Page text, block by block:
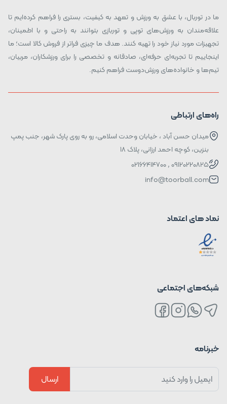
ما در توربال، با عشق به ورزش و تعهد به کیفیت، بستری را فراهم کرده‌ایم تا
علاقه‌مندان به ورزش‌های توپی و توربازی بتوانند به راحتی و با اطمینان،
تجهیزات مورد نیاز خود را تهیه کنند. هدف ما چیزی فراتر از فروش کالا است؛ ما
اینجاییم تا تجربه‌ای حرفه‌ای، صادقانه و تخصصی را برای ورزشکاران، مربیان،
تیم‌ها و خانواده‌های ورزش‌دوست فراهم کنیم.
راه‌های ارتباطی
میدان حسن آباد ، خیابان وحدت اسلامی، رو به روی پارک شهر، جنب پمپ
بنزین، کوچه احمد ارزانی، پلاک ۱۸
09120220825 , 02166414700
info@toorball.com
نماد های اعتماد
شبکه‌های اجتماعی
خبرنامه
ارسال